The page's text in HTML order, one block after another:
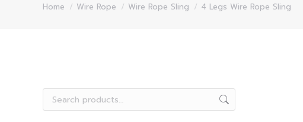
You are here:
Home Wire Rope Wire Rope Sling 4 Legs Wire Rope Sling